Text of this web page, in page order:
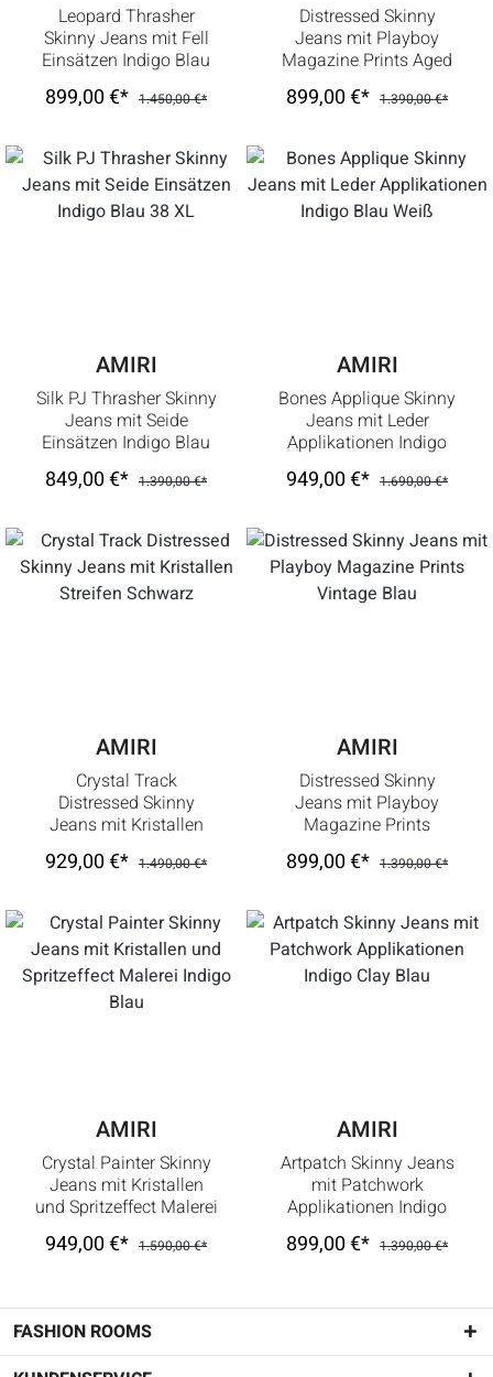
Leopard Thrasher
Skinny Jeans mit Fell
Einsätzen Indigo Blau
899,00 €* 1.450,00 €*
Distressed Skinny
Jeans mit Playboy
Magazine Prints Aged
Black
899,00 €* 1.390,00 €*
AMIRI
Silk PJ Thrasher Skinny
Jeans mit Seide
Einsätzen Indigo Blau
38 XL
849,00 €* 1.390,00 €*
AMIRI
Bones Applique Skinny
Jeans mit Leder
Applikationen Indigo
Blau Weiß
949,00 €* 1.690,00 €*
AMIRI
Crystal Track
Distressed Skinny
Jeans mit Kristallen
Streifen Schwarz
929,00 €* 1.490,00 €*
AMIRI
Distressed Skinny
Jeans mit Playboy
Magazine Prints
Vintage Blau
899,00 €* 1.390,00 €*
AMIRI
Crystal Painter Skinny
Jeans mit Kristallen
und Spritzeffect Malerei
Indigo Blau
949,00 €* 1.590,00 €*
AMIRI
Artpatch Skinny Jeans
mit Patchwork
Applikationen Indigo
Clay Blau
899,00 €* 1.390,00 €*
FASHION ROOMS